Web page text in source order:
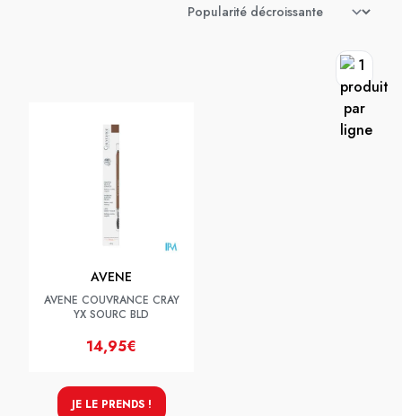
AVENE
AVENE COUVRANCE CRAY
YX SOURC BLD
14,95€
JE LE PRENDS !